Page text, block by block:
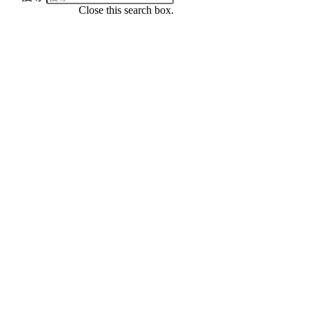
Close this search box.